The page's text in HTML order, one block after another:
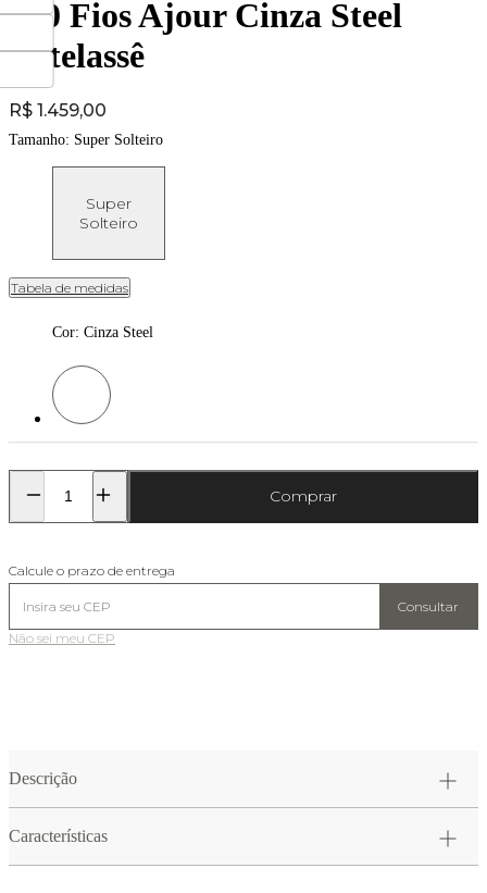
400 Fios Ajour Cinza Steel
Artelassê
Price:
R$ 1.459,00
Tamanho: Super Solteiro
Super
Solteiro
Tabela de medidas
Cor: Cinza Steel
Cor: Cinza Steel
Comprar
Calcule o prazo de entrega
Consultar
Não sei meu CEP
Descrição
Características